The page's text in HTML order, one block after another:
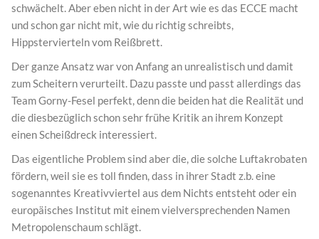
schwächelt. Aber eben nicht in der Art wie es das ECCE macht
und schon gar nicht mit, wie du richtig schreibts,
Hippstervierteln vom Reißbrett.
Der ganze Ansatz war von Anfang an unrealistisch und damit
zum Scheitern verurteilt. Dazu passte und passt allerdings das
Team Gorny-Fesel perfekt, denn die beiden hat die Realität und
die diesbezüglich schon sehr frühe Kritik an ihrem Konzept
einen Scheißdreck interessiert.
Das eigentliche Problem sind aber die, die solche Luftakrobaten
fördern, weil sie es toll finden, dass in ihrer Stadt z.b. eine
sogenanntes Kreativviertel aus dem Nichts entsteht oder ein
europäisches Institut mit einem vielversprechenden Namen
Metropolenschaum schlägt.